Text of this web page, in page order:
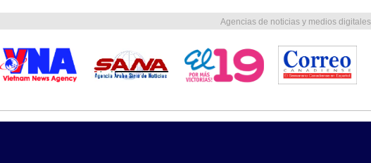
Agencias de noticias y medios digitales